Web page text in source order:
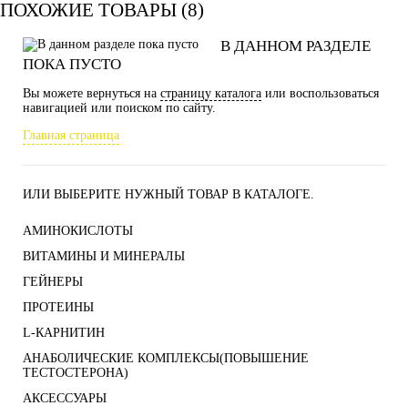
ПОХОЖИЕ ТОВАРЫ (8)
В ДАННОМ РАЗДЕЛЕ
ПОКА ПУСТО
Вы можете вернуться на страницу каталога или воспользоваться
навигацией или поиском по сайту.
Главная страница
ИЛИ ВЫБЕРИТЕ НУЖНЫЙ ТОВАР В КАТАЛОГЕ.
АМИНОКИСЛОТЫ
ВИТАМИНЫ И МИНЕРАЛЫ
ГЕЙНЕРЫ
ПРОТЕИНЫ
L-КАРНИТИН
АНАБОЛИЧЕСКИЕ КОМПЛЕКСЫ(ПОВЫШЕНИЕ
ТЕСТОСТЕРОНА)
АКСЕССУАРЫ